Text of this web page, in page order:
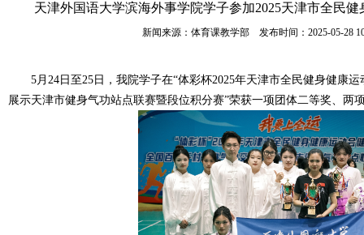
天津外国语大学滨海外事学院学子参加2025天津市全民
新闻来源：体育课教学部 发布时间：2025-05-28
5月 24 日至25 日， 我院学子在“体彩杯2025年天津市全民健身健康
展示天津市健身气功站点联赛暨段位积分赛”荣获一项团体二等奖、两